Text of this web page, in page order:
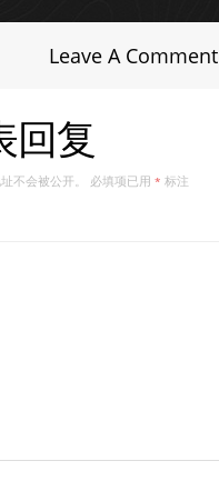
Leave A Comment
回复
不会被公开。 必填项已用 * 标注